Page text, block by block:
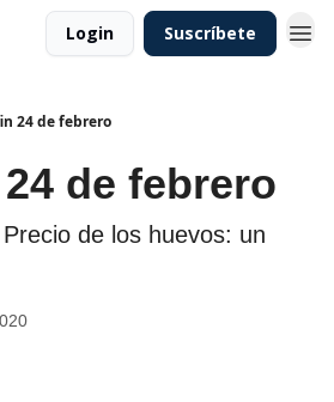
Login Suscríbete
24 de febrero
de febrero
de los huevos: un